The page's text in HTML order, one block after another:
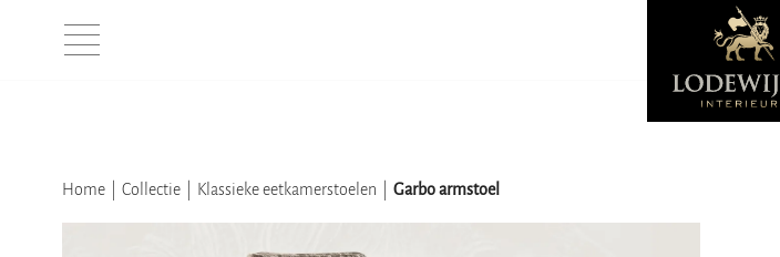
Home Collectie Klassieke eetkamerstoelen Garbo armstoel